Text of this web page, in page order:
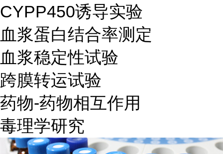
CYPP450诱导实验
血浆蛋白结合率测定
血浆稳定性试验
跨膜转运试验
药物-药物相互作用
毒理学研究